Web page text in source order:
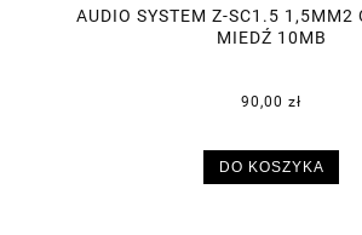
AUDIO SYSTEM Z-SC1.5 1,5MM2
MIEDŹ 10MB
90,00 zł
DO KOSZYKA